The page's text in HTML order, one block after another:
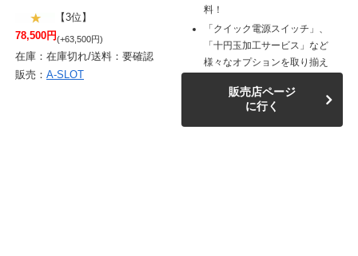
【3位】
78,500円(+63,500円)
在庫：在庫切れ/送料：要確認
販売： A-SLOT
料！
「クイック電源スイッチ」、
「十円玉加工サービス」など
様々なオプションを取り揃え
販売店ページ
に行く